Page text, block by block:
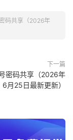
码共享（2026年
下一篇
密码共享（2026年
6月25日最新更新）